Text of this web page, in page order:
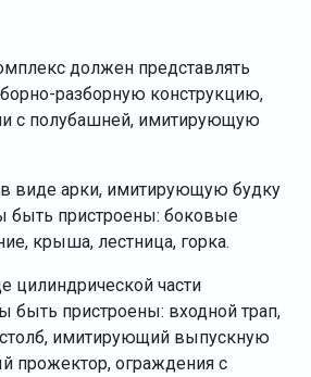
должен представлять
разборную конструкцию,
с полубашней, имитирующую
виде арки, имитирующую будку
быть пристроены: боковые
крыша, лестница, горка.
цилиндрической части
быть пристроены: входной трап,
имитирующий выпускную
прожектор, ограждения с